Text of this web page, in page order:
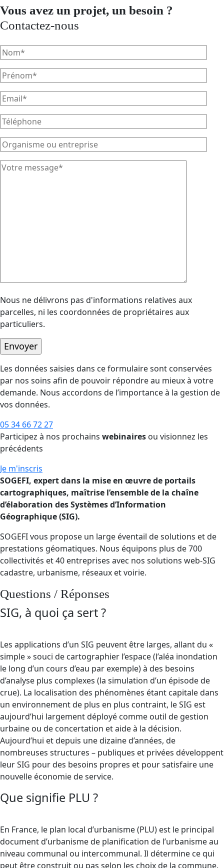
Vous avez un projet, un besoin ?
Contactez-nous
Nous ne délivrons pas d'informations relatives aux
parcelles, ni les coordonnées de propriétaires aux
particuliers.
Les données saisies dans ce formulaire sont conservées
par nos soins afin de pouvoir répondre au mieux à votre
demande. Nous accordons de l’importance à la gestion de
vos données.
05 34 66 72 27
Participez à nos prochains webinaires ou visionnez les
précédents
Je m'inscris
SOGEFI, expert dans la mise en œuvre de portails
cartographiques, maîtrise l’ensemble de la chaîne
d’élaboration des Systèmes d’Information
Géographique (SIG).
SOGEFI vous propose un large éventail de solutions et de
prestations géomatiques. Nous équipons plus de 700
collectivités et 40 entreprises avec nos solutions web-SIG
cadastre, urbanisme, réseaux et voirie.
Questions / Réponses
SIG, à quoi ça sert ?
Les applications d’un SIG peuvent être larges, allant du «
simple » souci de cartographier l’espace (l’aléa inondation
le long d’un cours d’eau par exemple) à des besoins
d’analyse plus complexes (la simulation d’un épisode de
crue). La localisation des phénomènes étant capitale dans
un environnement de plus en plus contraint, le SIG est
aujourd’hui largement déployé comme outil de gestion
urbaine ou de concertation et aide à la décision.
Aujourd’hui et depuis une dizaine d’années, de
nombreuses structures – publiques et privées développent
leur SIG pour des besoins propres et pour satisfaire une
nouvelle économie de service.
Que signifie PLU ?
En France, le plan local d’urbanisme (PLU) est le principal
document d’urbanisme de planification de l’urbanisme au
niveau communal ou intercommunal. Il détermine ce qui
peut être construit ou pas selon les choix de la commune.